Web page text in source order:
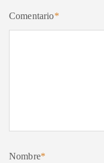
Comentario*
Nombre*